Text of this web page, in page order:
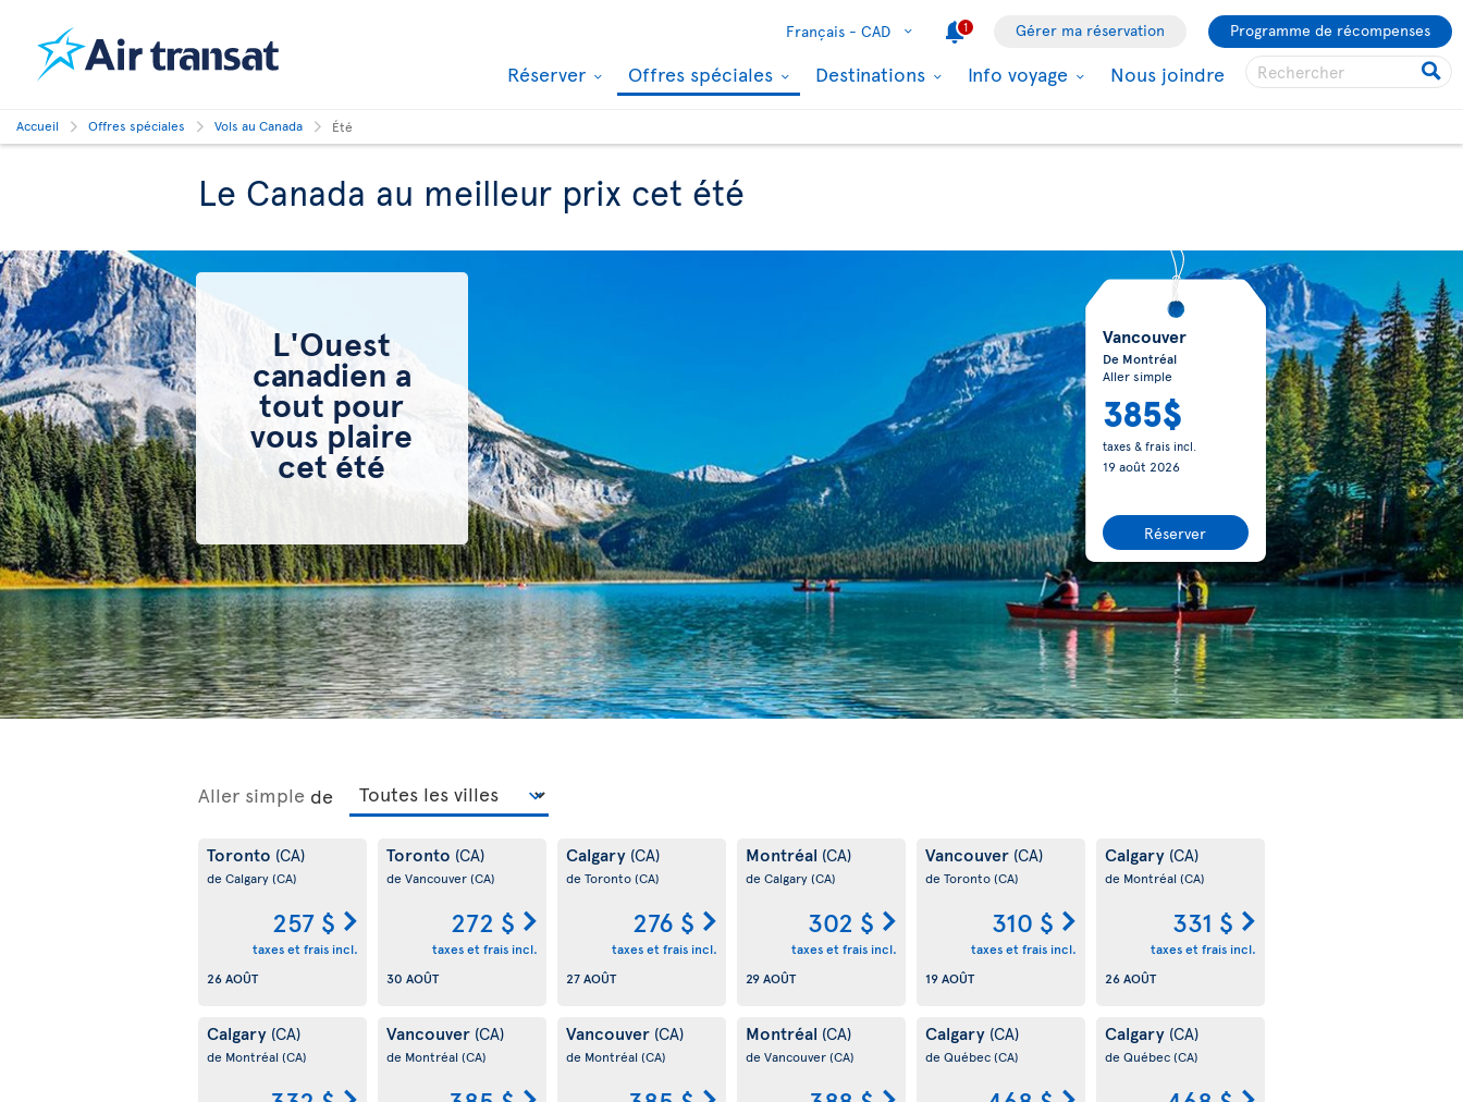
Français - CAD 1 Gérer ma réservation Programme de récompenses
Réserver Offres spéciales Destinations Info voyage Nous joindre
Accueil Offres spéciales Vols au Canada Été
Le Canada au meilleur prix cet été
L'Ouest
canadien a
tout pour
vous plaire
cet été
Vancouver
De Montréal
Aller simple
385$
taxes & frais incl.
19 août 2026
Réserver
Aller simple de
Toronto (CA)
de Calgary(CA)
257 $
taxes et frais incl.
26 AOÛT
Toronto (CA)
de Vancouver(CA)
272 $
taxes et frais incl.
30 AOÛT
Calgary (CA)
de Toronto(CA)
276 $
taxes et frais incl.
27 AOÛT
Montréal (CA)
de Calgary(CA)
302 $
taxes et frais incl.
29 AOÛT
Vancouver (CA)
de Toronto(CA)
310 $
taxes et frais incl.
19 AOÛT
Calgary (CA)
de Montréal (CA)
331 $
taxes et frais incl.
26 AOÛT
Calgary (CA)
de Montréal (CA)
Vancouver (CA)
de Montréal (CA)
Vancouver (CA)
de Montréal (CA)
Montréal (CA)
de Vancouver(CA)
Calgary (CA)
de Québec(CA)
Calgary (CA)
de Québec(CA)